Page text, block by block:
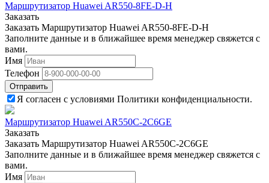
Маршрутизатор Huawei AR550-8FE-D-H
Заказать
Заказать Маршрутизатор Huawei AR550-8FE-D-H
Заполните данные и в ближайшее время менеджер свяжется с
вами.
Имя
Телефон
Отправить
Я согласен с условиями Политики конфиденциальности.
Маршрутизатор Huawei AR550C-2C6GE
Заказать
Заказать Маршрутизатор Huawei AR550C-2C6GE
Заполните данные и в ближайшее время менеджер свяжется с
вами.
Имя